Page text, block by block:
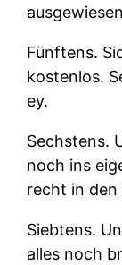
Fünftens.
kostenlos.
ey.
Sechstens.
noch ins
recht in
Siebtens.
alles noch